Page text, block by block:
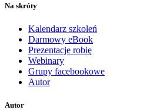
Na skróty
Kalendarz szkoleń
Darmowy eBook
Prezentacje robię
Webinary
Grupy facebookowe
Autor
Autor